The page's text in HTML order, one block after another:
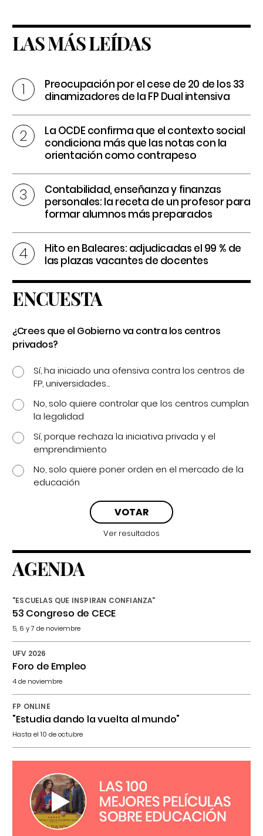
LAS MÁS LEÍDAS
Preocupación por el cese de 20 de los 33
dinamizadores de la FP Dual intensiva
La OCDE confirma que el contexto social
condiciona más que las notas con la
orientación como contrapeso
Contabilidad, enseñanza y finanzas
personales: la receta de un profesor para
formar alumnos más preparados
Hito en Baleares: adjudicadas el 99 % de
las plazas vacantes de docentes
ENCUESTA
¿Crees que el Gobierno va contra los centros
privados?
Sí, ha iniciado una ofensiva contra los centros de
FP, universidades...
No, solo quiere controlar que los centros cumplan
la legalidad
Sí, porque rechaza la iniciativa privada y el
emprendimiento
No, solo quiere poner orden en el mercado de la
educación
Ver resultados
AGENDA
"ESCUELAS QUE INSPIRAN CONFIANZA"
53 Congreso de CECE
5, 6 y 7 de noviembre
UFV 2026
Foro de Empleo
4 de noviembre
FP ONLINE
"Estudia dando la vuelta al mundo"
Hasta el 10 de octubre